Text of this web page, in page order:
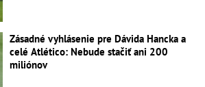
Zásadné vyhlásenie pre Dávida Hancka a
celé Atlético: Nebude stačiť ani 200
miliónov